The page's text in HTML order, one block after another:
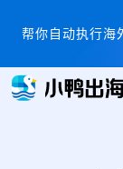
帮你自动执行海